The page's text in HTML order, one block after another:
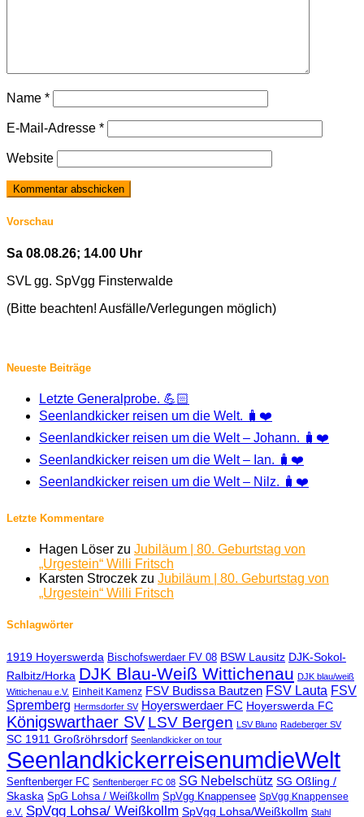
Name *
E-Mail-Adresse *
Website
Vorschau
Sa 08.08.26; 14.00 Uhr
SVL gg. SpVgg Finsterwalde
(Bitte beachten! Ausfälle/Verlegungen möglich)
Neueste Beiträge
Letzte Generalprobe. 💪🏻
Seenlandkicker reisen um die Welt. 🧳❤️
Seenlandkicker reisen um die Welt – Johann. 🧳❤️
Seenlandkicker reisen um die Welt – Ian. 🧳❤️
Seenlandkicker reisen um die Welt – Nilz. 🧳❤️
Letzte Kommentare
Hagen Löser zu Jubiläum | 80. Geburtstag von
„Urgestein“ Willi Fritsch
Karsten Stroczek zu Jubiläum | 80. Geburtstag von
„Urgestein“ Willi Fritsch
Schlagwörter
1919 Hoyerswerda Bischofswerdaer FV 08 BSW Lausitz DJK-Sokol-
Ralbitz/Horka DJK Blau-Weiß Wittichenau DJK blau/weiß
Wittichenau e.V. Einheit Kamenz FSV Budissa Bautzen FSV Lauta FSV
Spremberg Hermsdorfer SV Hoyerswerdaer FC Hoyerswerda FC
Königswarthaer SV LSV Bergen LSV Bluno Radeberger SV
SC 1911 Großröhrsdorf Seenlandkicker on tour
SeenlandkickerreisenumdieWelt
Senftenberger FC Senftenberger FC 08 SG Nebelschütz SG Oßling /
Skaska SpG Lohsa / Weißkollm SpVgg Knappensee SpVgg Knappensee
e.V. SpVgg Lohsa/ Weißkollm SpVgg Lohsa/Weißkollm Stahl